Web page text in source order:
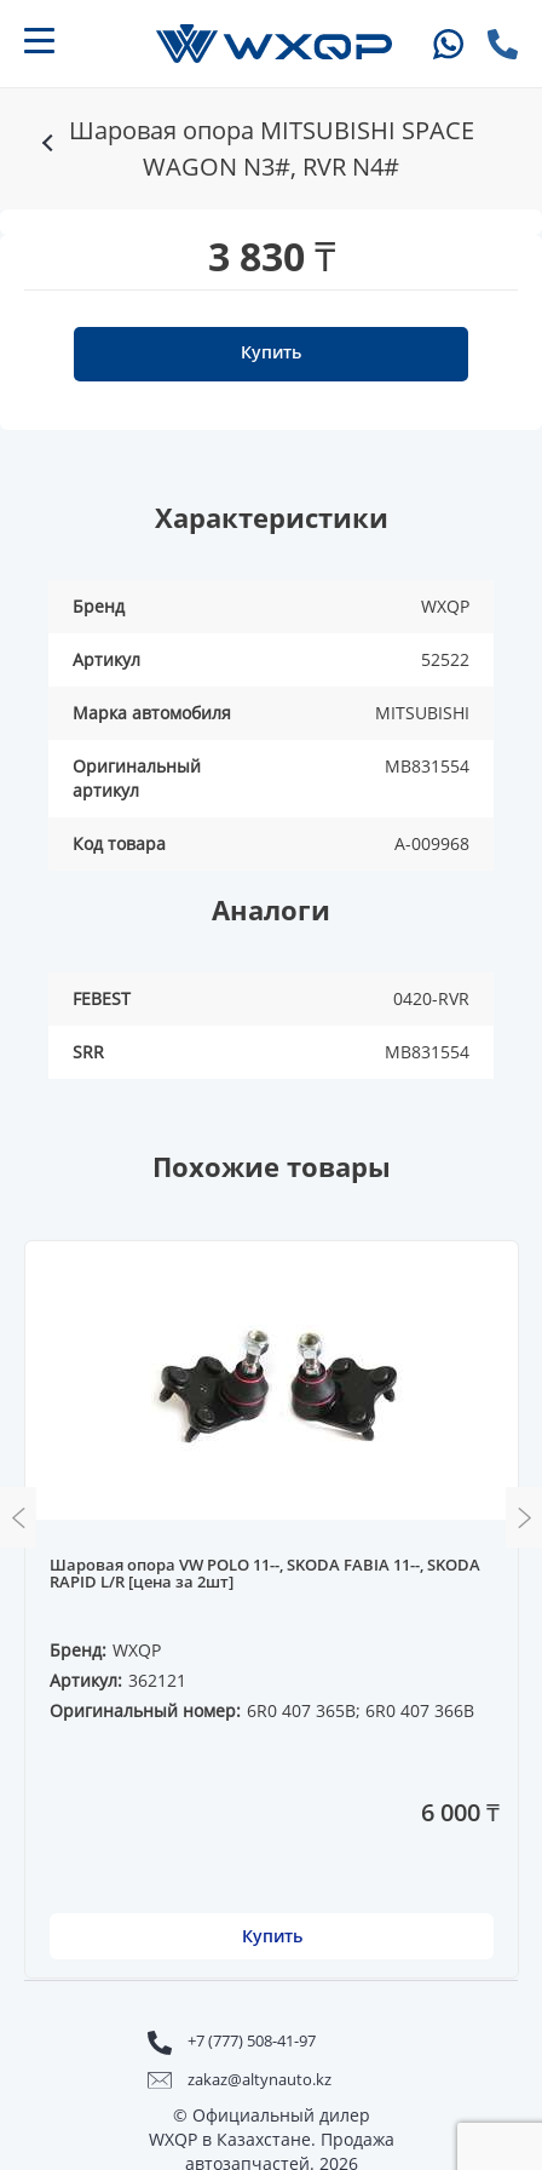
Шаровая опора MITSUBISHI SPACE
WAGON N3#, RVR N4#
3 830 ₸
Купить
Характеристики
Бренд WXQP
Артикул 52522
Марка автомобиля MITSUBISHI
Оригинальный
артикул
MB831554
Код товара A-009968
Аналоги
FEBEST 0420-RVR
SRR MB831554
Похожие товары
Шаровая опора VW POLO 11--, SKODA FABIA 11--, SKODA
RAPID L/R [цена за 2шт]
Бренд: WXQP
Артикул: 362121
Оригинальный номер: 6R0 407 365B; 6R0 407 366B
6 000 ₸
Купить
+7 (777) 508-41-97
zakaz@altynauto.kz
© Официальный дилер
WXQP в Казахстане. Продажа
автозапчастей. 2026